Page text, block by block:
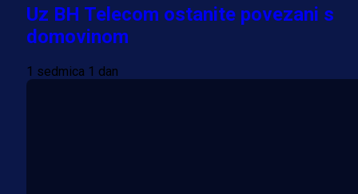
Uz BH Telecom ostanite povezani s
domovinom
1 sedmica 1 dan